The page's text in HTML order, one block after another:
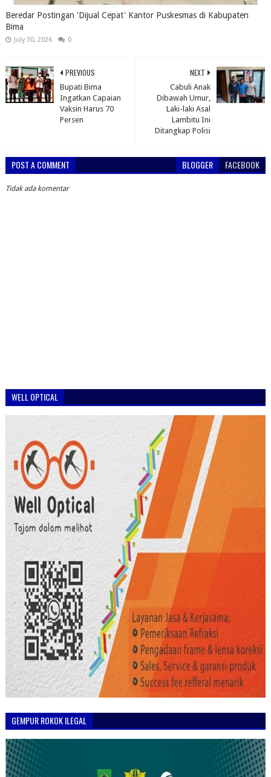
Beredar Postingan 'Dijual Cepat' Kantor Puskesmas di Kabupaten
Bima
July 30, 2026 0
NEXT
Cabuli Anak
Dibawah Umur,
Laki-laki Asal
Lambitu Ini
Ditangkap Polisi
PREVIOUS
Bupati Bima
Ingatkan Capaian
Vaksin Harus 70
Persen
POST A COMMENT BLOGGER FACEBOOK
Tidak ada komentar
WELL OPTICAL
GEMPUR ROKOK ILEGAL